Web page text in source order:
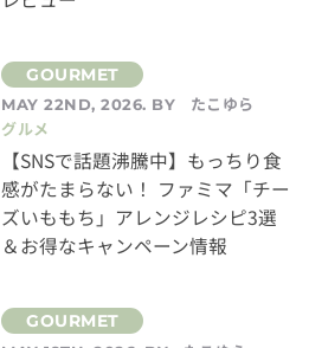
MAY 22ND, 2026. BY
たこゆら
グルメ
【SNSで話題沸騰中】もっちり食
感がたまらない！ ファミマ「チー
ズいももち」アレンジレシピ3選
＆お得なキャンペーン情報